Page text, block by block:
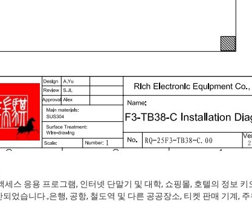
세스 응용 프로그램, 인터넷 단말기 및 대학, 쇼핑몰, 호텔의 정보
었습니다.,은행, 공항, 철도역 및 다른 공공장소, 티켓 판매 기계,